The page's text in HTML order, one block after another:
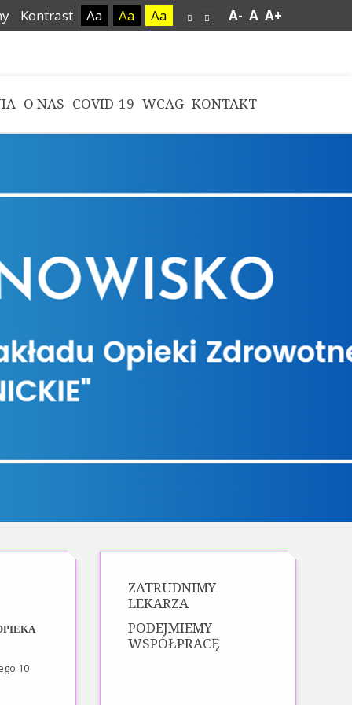
Kontrast Aa Aa Aa A- A A+
O NAS COVID-19 WCAG KONTAKT
10
ZATRUDNIMY
LEKARZA
PODEJMIEMY
WSPÓŁPRACĘ